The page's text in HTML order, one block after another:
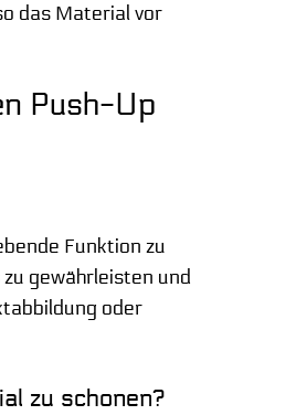
das Material vor
Push-Up
Funktion zu
gewährleisten und
oder
zu schonen?